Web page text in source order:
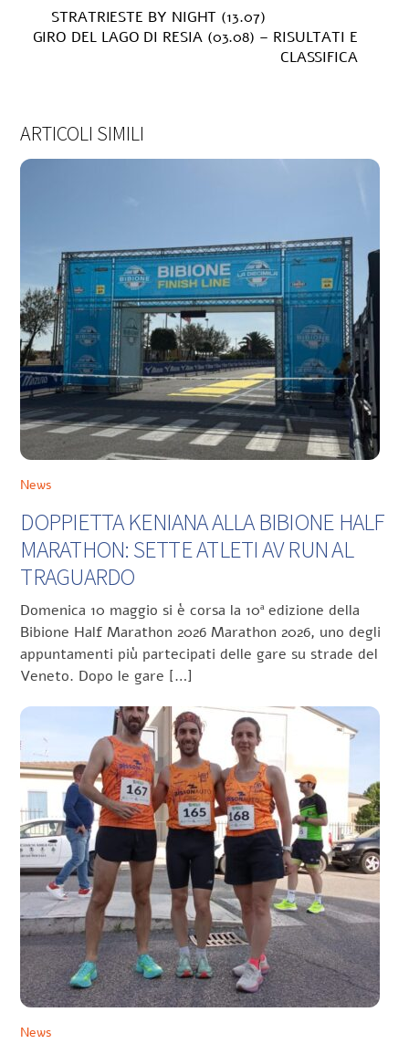
STRATRIESTE BY NIGHT (13.07)
GIRO DEL LAGO DI RESIA (03.08) – RISULTATI E
CLASSIFICA
ARTICOLI SIMILI
News
DOPPIETTA KENIANA ALLA BIBIONE HALF
MARATHON: SETTE ATLETI AV RUN AL
TRAGUARDO
Domenica 10 maggio si è corsa la 10ª edizione della
Bibione Half Marathon 2026 Marathon 2026, uno degli
appuntamenti più partecipati delle gare su strade del
Veneto. Dopo le gare […]
News